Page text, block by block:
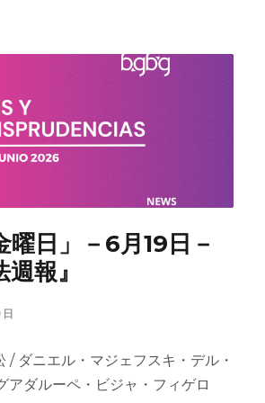
曜日」－6月19日－
週報』
/ ダニエル・マジェフスキ・デル・
アダルーペ・ビジャ・フィゲロ